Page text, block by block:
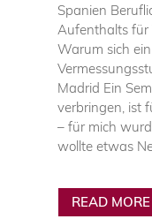
Spanien
Aufenthalts für
Warum sich
Madrid Ein
verbringen, ist
– für mich
wollte etwas
READ MORE